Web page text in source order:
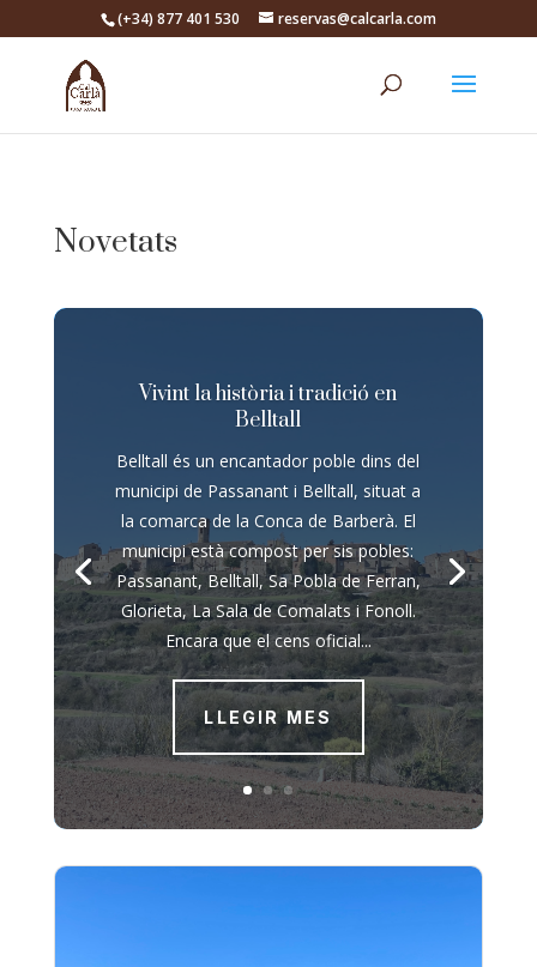
(+34) 877 401 530 reservas@calcarla.com
Novetats
Vivint la història i tradició en
Belltall
Belltall és un encantador poble dins del
municipi de Passanant i Belltall, situat a
la comarca de la Conca de Barberà. El
municipi està compost per sis pobles:
Passanant, Belltall, Sa Pobla de Ferran,
Glorieta, La Sala de Comalats i Fonoll.
Encara que el cens oficial...
LLEGIR MES